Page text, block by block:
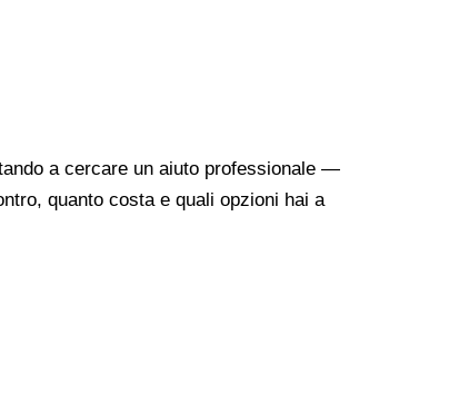
a cercare un aiuto professionale —
quanto costa e quali opzioni hai a